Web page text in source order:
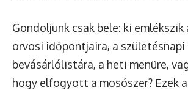
Gondoljunk csak bele: ki emlékszik
orvosi időpontjaira, a születésnapi
bevásárlólistára, a heti menüre,
hogy elfogyott a mosószer? Ezek